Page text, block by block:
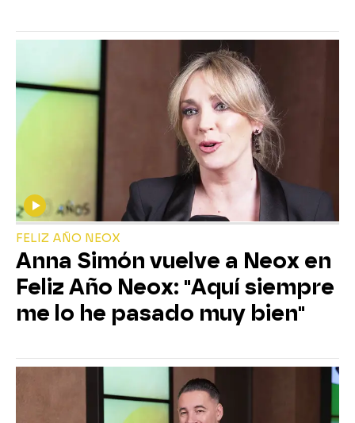
FELIZ AÑO NEOX
Anna Simón vuelve a Neox en
Feliz Año Neox: "Aquí siempre
me lo he pasado muy bien"